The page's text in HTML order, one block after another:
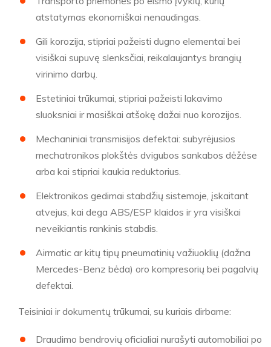
atstatymas ekonomiškai nenaudingas.
Gili korozija, stipriai pažeisti dugno elementai bei
visiškai supuvę slenksčiai, reikalaujantys brangių
virinimo darbų.
Estetiniai trūkumai, stipriai pažeisti lakavimo
sluoksniai ir masiškai atšokę dažai nuo korozijos.
Mechaniniai transmisijos defektai: subyrėjusios
mechatronikos plokštės dvigubos sankabos dėžėse
arba kai stipriai kaukia reduktorius.
Elektronikos gedimai stabdžių sistemoje, įskaitant
atvejus, kai dega ABS/ESP klaidos ir yra visiškai
neveikiantis rankinis stabdis.
Airmatic ar kitų tipų pneumatinių važiuoklių (dažna
Mercedes-Benz bėda) oro kompresorių bei pagalvių
defektai.
Teisiniai ir dokumentų trūkumai, su kuriais dirbame:
Draudimo bendrovių oficialiai nurašyti automobiliai po